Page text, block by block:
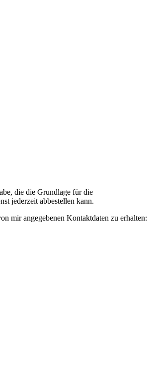
die die Grundlage für die
jederzeit abbestellen kann.
mir angegebenen Kontaktdaten zu erhalten: